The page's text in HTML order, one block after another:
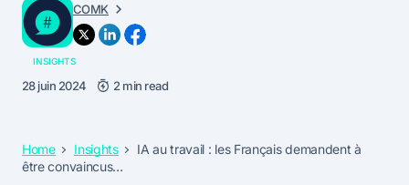
COMK
INSIGHTS
28 juin 2024 2 min read
Home Insights
IA au travail : les Français demandent à
être convaincus…